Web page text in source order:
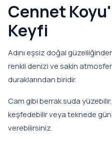
Cennet
Keyfi
Adını eşsiz doğal
renkli denizi ve sakin
duraklarından biridir.
Cam gibi berrak suda
keşfedebilir veya teknede
verebilirsiniz.